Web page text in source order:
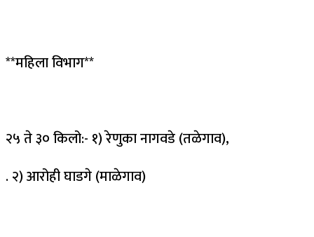
**महिला विभाग**
२५ ते ३० किलो:- १) रेणुका नागवडे (तळेगाव),
‌‌. २) आरोही घाडगे (माळेगाव)